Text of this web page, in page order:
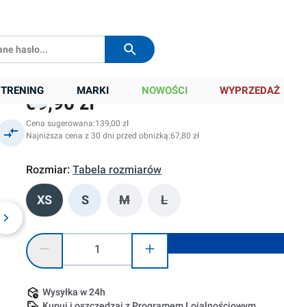
TRENING MARKI NOWOŚCI WYPRZEDAŻ
69,90 zł
Cena sugerowana:139,00 zł
Najniższa cena z 30 dni przed obniżką:67,80 zł
Rozmiar: Tabela rozmiarów
XS S M(Ta opcja jest obecnie
L(Ta opcja jest obecnie
Ilość produktu: Wprowadź żądaną ilość lub użyj
Wysyłka w 24h